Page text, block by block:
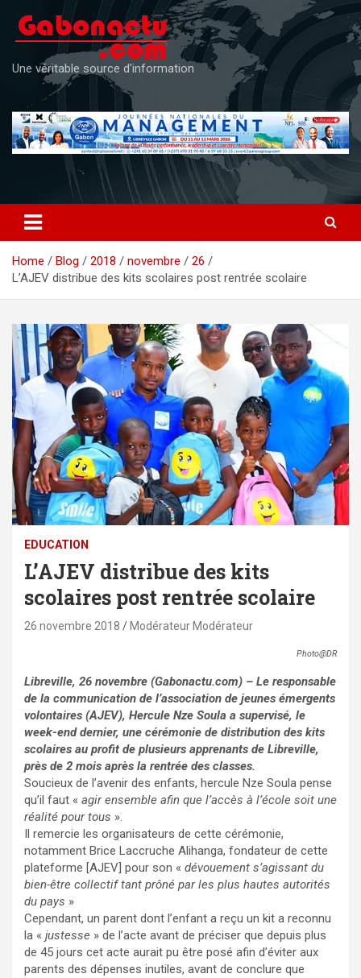
content
Une véritable source d'information
Home Blog 2018 novembre
26
L’AJEV distribue des kits scolaires post rentrée scolaire
EDUCATION
L’AJEV distribue des kits
scolaires post rentrée scolaire
26 novembre 2018 Modérateur Modérateur
Photo@DR
Libreville, 26 novembre (Gabonactu.com) – Le responsable
de la communication de l’association de jeunes émergents
volontaires (AJEV), Hercule Nze Soula a supervisé, le
week-end dernier, une cérémonie de distribution des kits
scolaires au profit de plusieurs apprenants de Libreville,
près de 2 mois après la rentrée des classes.
Soucieux de l’avenir des enfants, hercule Nze Soula pense
qu’il faut « agir ensemble afin que l’accès à l’école soit une
réalité pour tous ».
Il remercie les organisateurs de cette cérémonie,
notamment Brice Laccruche Alihanga, fondateur de cette
plateforme [AJEV] pour son « dévouement s’agissant du
bien-être collectif tant prôné par les plus hautes autorités
du pays »
Cependant, un parent dont l’enfant a reçu un kit a reconnu
la « justesse » de l’acte avant de préciser que depuis plus
de 45 jours cet acte aurait pu être posé afin d’éviter aux
parents des dépenses inutiles, avant de conclure que